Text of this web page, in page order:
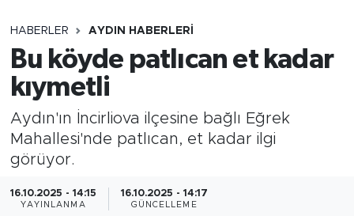
HABERLER AYDIN HABERLERI
Bu köyde patlıcan et kadar
kıymetli
Aydın'ın İncirliova ilçesine bağlı Eğrek
Mahallesi'nde patlıcan, et kadar ilgi
görüyor.
16.10.2025 - 14:15
YAYINLANMA
16.10.2025 - 14:17
GÜNCELLEME